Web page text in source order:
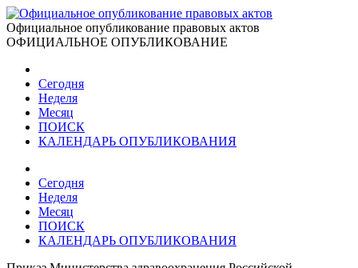
Официальное опубликование правовых актов
ОФИЦИАЛЬНОЕ ОПУБЛИКОВАНИЕ
Сегодня
Неделя
Месяц
ПОИСК
КАЛЕНДАРЬ ОПУБЛИКОВАНИЯ
Сегодня
Неделя
Месяц
ПОИСК
КАЛЕНДАРЬ ОПУБЛИКОВАНИЯ